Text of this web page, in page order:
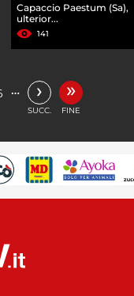
Capaccio Paestum (Sa),
ulterior...
141
… ›
SUCC.
»
FINE